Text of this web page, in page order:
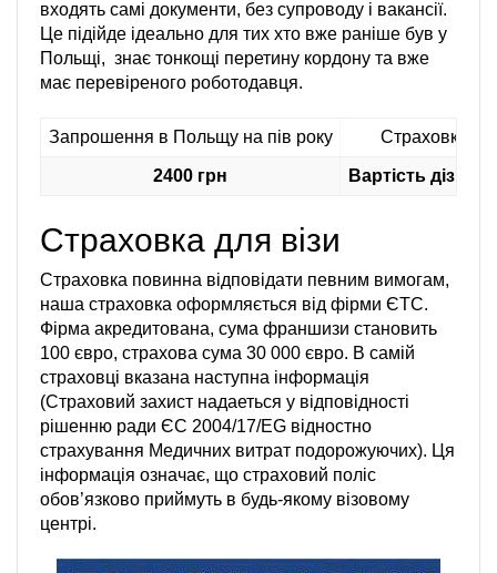
входять самі документи, без супроводу і вакансії.
Це підійде ідеально для тих хто вже раніше був у
Польщі, знає тонкощі перетину кордону та вже
має перевіреного роботодавця.
Запрошення в Польщу на пів року Страховка
2400 грн Вартість
Страховка для візи
Страховка повинна відповідати певним вимогам,
наша страховка оформляється від фірми ЄТС.
Фірма акредитована, сума франшизи становить
100 євро, страхова сума 30 000 євро. В самій
страховці вказана наступна інформація
(Страховий захист надаеться у відповідності
рішенню ради ЄС 2004/17/EG відностно
страхування Медичних витрат подорожуючих). Ця
інформація означає, що страховий поліс
обов’язково приймуть в будь-якому візовому
центрі.